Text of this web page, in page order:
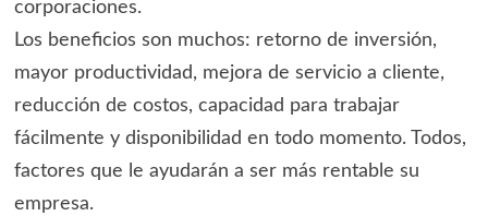
corporaciones.
Los beneficios son muchos: retorno de inversión,
mayor productividad, mejora de servicio a cliente,
reducción de costos, capacidad para trabajar
fácilmente y disponibilidad en todo momento. Todos,
factores que le ayudarán a ser más rentable su
empresa.